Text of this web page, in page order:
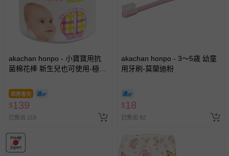
akachan honpo - 小寶寶用抗
菌棉花棒 新生兒也可使用-極細
即將售完
$139
已售出 219
akachan honpo - 3～5歳 幼童
用牙刷-莫蘭迪粉
$18
已售出 92